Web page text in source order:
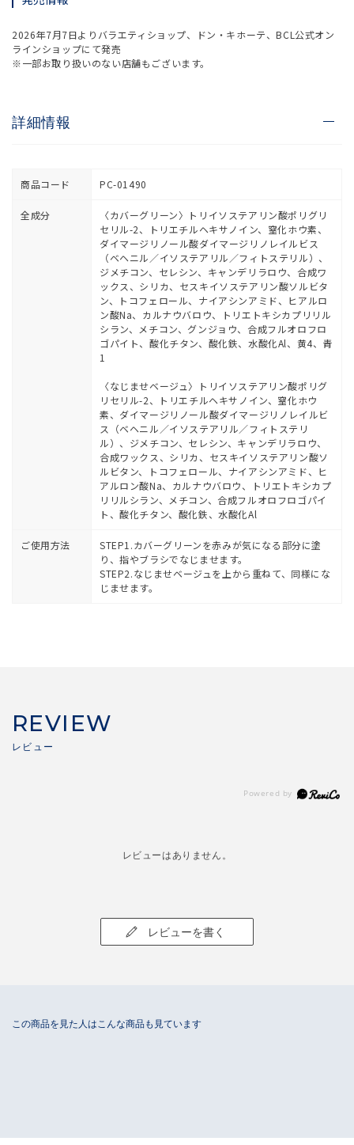
2026年7月7日よりバラエティショップ、ドン・キホーテ、BCL公式オン
ラインショップにて発売
※一部お取り扱いのない店舗もございます。
詳細情報
商品コード PC-01490
全成分
〈カバーグリーン〉トリイソステアリン酸ポリグリ
セリル-2、トリエチルヘキサノイン、窒化ホウ素、
ダイマージリノール酸ダイマージリノレイルビス
（ベヘニル／イソステアリル／フィトステリル）、
ジメチコン、セレシン、キャンデリラロウ、合成ワ
ックス、シリカ、セスキイソステアリン酸ソルビタ
ン、トコフェロール、ナイアシンアミド、ヒアルロ
ン酸Na、カルナウバロウ、トリエトキシカプリリル
シラン、メチコン、グンジョウ、合成フルオロフロ
ゴパイト、酸化チタン、酸化鉄、水酸化Al、黄4、青
1
〈なじませベージュ〉トリイソステアリン酸ポリグ
リセリル-2、トリエチルヘキサノイン、窒化ホウ
素、ダイマージリノール酸ダイマージリノレイルビ
ス（ベヘニル／イソステアリル／フィトステリ
ル）、ジメチコン、セレシン、キャンデリラロウ、
合成ワックス、シリカ、セスキイソステアリン酸ソ
ルビタン、トコフェロール、ナイアシンアミド、ヒ
アルロン酸Na、カルナウバロウ、トリエトキシカプ
リリルシラン、メチコン、合成フルオロフロゴパイ
ト、酸化チタン、酸化鉄、水酸化Al
ご使用方法
STEP1.カバーグリーンを赤みが気になる部分に塗
り、指やブラシでなじませます。
STEP2.なじませベージュを上から重ねて、同様にな
じませます。
REVIEW
レビューはありません。
レビューを書く